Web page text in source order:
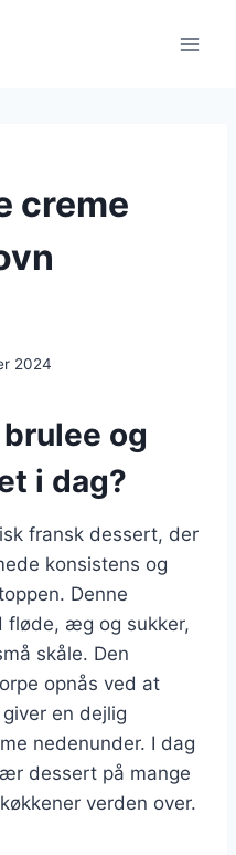
creme
2024
og
i dag?
fransk dessert, der
konsistens og
Denne
fløde, æg og sukker,
skåle. Den
opnås ved at
en dejlig
nedenunder. I dag
dessert på mange
verden over.